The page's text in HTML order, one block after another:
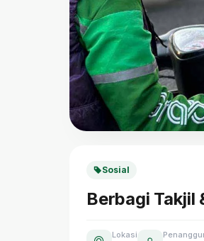
Sosial
Berbagi Takjil
Lokasi